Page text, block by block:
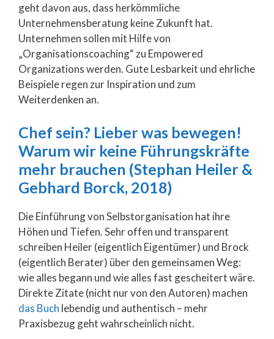
geht davon aus, dass herkömmliche
Unternehmensberatung keine Zukunft hat.
Unternehmen sollen mit Hilfe von
„Organisationscoaching“ zu Empowered
Organizations werden. Gute Lesbarkeit und ehrliche
Beispiele regen zur Inspiration und zum
Weiterdenken an.
Chef sein? Lieber was bewegen!
Warum wir keine Führungskräfte
mehr brauchen (Stephan Heiler &
Gebhard Borck, 2018)
Die Einführung von Selbstorganisation hat ihre
Höhen und Tiefen. Sehr offen und transparent
schreiben Heiler (eigentlich Eigentümer) und Brock
(eigentlich Berater) über den gemeinsamen Weg:
wie alles begann und wie alles fast gescheitert wäre.
Direkte Zitate (nicht nur von den Autoren) machen
das Buch lebendig und authentisch – mehr
Praxisbezug geht wahrscheinlich nicht.